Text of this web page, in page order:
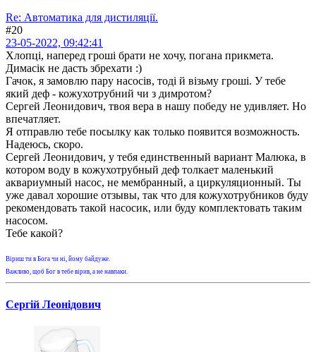
Re: Автоматика для дистиляції.
#20
23-05-2022, 09:42:41
Хлопці, наперед гроші брати не хочу, погана прикмета.
Димасік не дасть збрехати :)
Гачок, я замовлю пару насосів, тоді й візьму гроші. У тебе
який деф - кожухотрубний чи з димротом?
Сергей Леонидович, твоя вера в нашу победу не удивляет. Но
впечатляет.
Я отправлю тебе посылку как только появится возможность.
Надеюсь, скоро.
Сергей Леонидович, у тебя единственный вариант Малюка, в
котором воду в кожухотрубный деф толкает маленький
аквариумный насос, не мембранный, а циркуляционный. Ты
уже давал хорошие отзывы, так что для кожухотрубников буду
рекомендовать такой насосик, или буду комплектовать таким
насосом.
Тебе какой?
Віриш ти в Бога чи ні, йому байдуже.
Важливо, щоб Бог в тебе вірив, а не навпаки.
Сергій Леонідович